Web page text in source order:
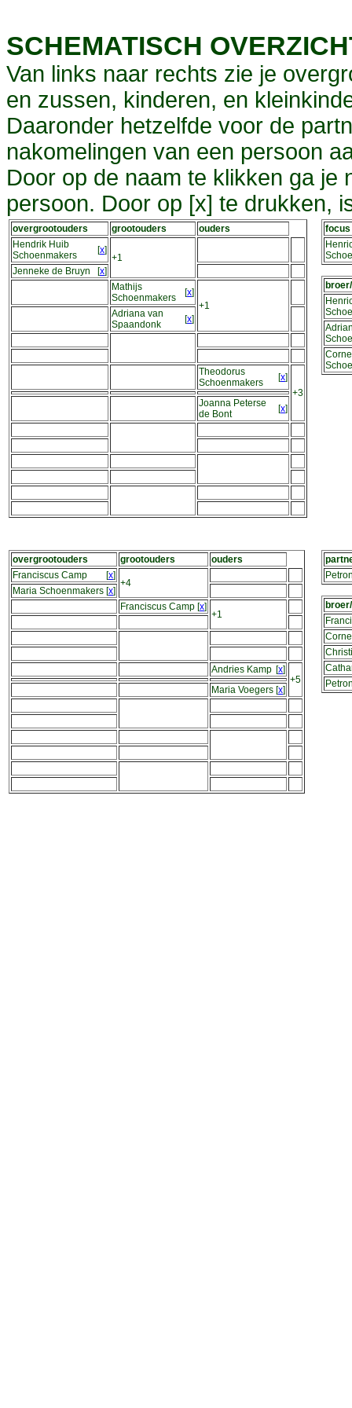
SCHEMATISCH
Van links naar rechts zie je
en zussen, kinderen, en
Daaronder hetzelfde voor de
nakomelingen van een persoon
Door op de naam te klikken ga je
persoon. Door op [x] te drukken,
overgrootouders grootouders
ouders
Hendrik Huib
Schoenmakers
[x]
+1
Jenneke de Bruyn
[x]
Mathijs
Schoenmakers
[x]
+1
Adriana van
Spaandonk
[x]
Theodorus
Schoenmakers
[x]
+3
Joanna Peterse
de Bont
[x]
focus
overgrootouders grootouders
ouders
Franciscus Camp
[x]
+4
Maria Schoenmakers [x]
Franciscus Camp [x]
+1
Andries Kamp [x]
+5
Maria Voegers [x]